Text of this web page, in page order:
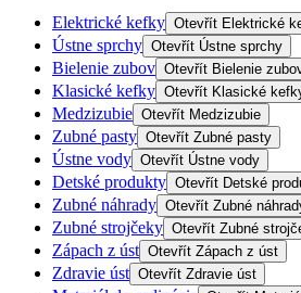
Elektrické kefky Otevřít Elektrické
Ústne sprchy Otevřít Ústne sprchy
Bielenie zubov Otevřít Bielenie
Klasické kefky Otevřít Klasické
Medzizubie Otevřít Medzizubie
Zubné pasty Otevřít Zubné pasty
Ústne vody Otevřít Ústne vody
Detské produkty Otevřít Detské
Zubné náhrady Otevřít Zubné
Zubné strojčeky Otevřít Zubné
Zápach z úst Otevřít Zápach z úst
Zdravie úst Otevřít Zdravie úst